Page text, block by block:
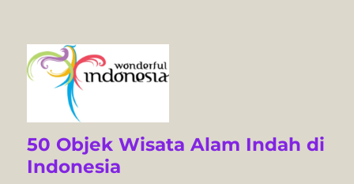
50 Objek Wisata Alam Indah di
Indonesia